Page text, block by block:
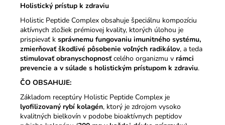
Holistický prístup k zdraviu
Holistic Peptide Complex obsahuje špeciálnu kompozíciu
aktívnych zložiek prémiovej kvality, ktorých úlohou je
prispievať k správnemu fungovaniu imunitného systému,
zmierňovať škodlivé pôsobenie voľných radikálov, a teda
stimulovať obranyschopnosťcelého organizmu v rámci
prevencie a v súlade s holistickým prístupom k zdraviu.
ČO OBSAHUJE:
Základom receptúry Holistic Peptide Complex je
lyofilizovaný rybí kolagén, ktorý je zdrojom vysoko
kvalitných bielkovín v podobe bioaktívnych peptidov